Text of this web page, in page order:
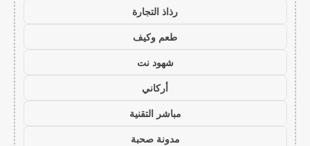
رذاذ التجارة
طعم وكيف
شهود نت
أركاني
مباشر التقنية
مدونة صحبة